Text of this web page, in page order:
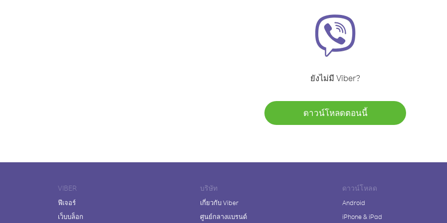
ยังไม่มี Viber?
ดาวน์โหลดตอนนี้
VIBER
ฟีเจอร์
เว็บบล็อก
บริษัท
เกี่ยวกับ Viber
ศูนย์กลางแบรนด์
ดาวน์โหลด
Android
iPhone & iPad